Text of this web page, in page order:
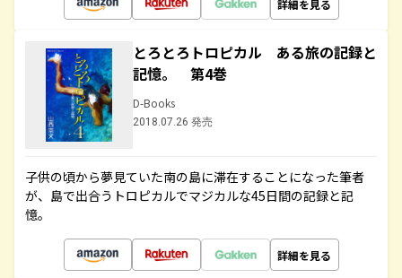
詳細を見る
とろとろトロピカル ある旅の記録と
記憶。 第4巻
D-Books
2018.07.26 発売
子供の頃から夢見ていた南の島に滞在することになった筆者
が、島で出合うトロピカルでマジカルな45日間の記録と記
憶。
詳細を見る